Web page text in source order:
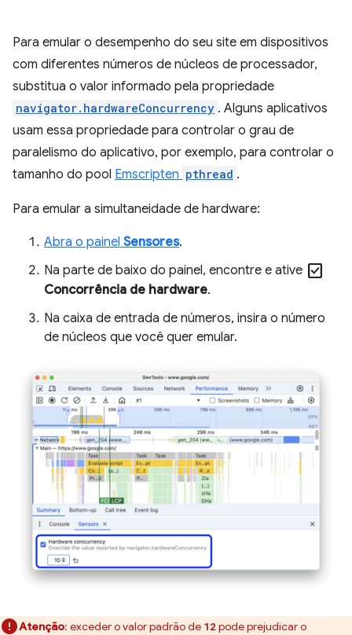
Para emular o desempenho do seu site em dispositivos
com diferentes números de núcleos de processador,
substitua o valor informado pela propriedade
navigator.hardwareConcurrency . Alguns aplicativos
usam essa propriedade para controlar o grau de
paralelismo do aplicativo, por exemplo, para controlar o
tamanho do pool Emscripten pthread .
Para emular a simultaneidade de hardware:
Abra o painel Sensores.
Na parte de baixo do painel, encontre e ative check_box
Concorrência de hardware.
Na caixa de entrada de números, insira o número
de núcleos que você quer emular.
Atenção: exceder o valor padrão de 12pode prejudicar o